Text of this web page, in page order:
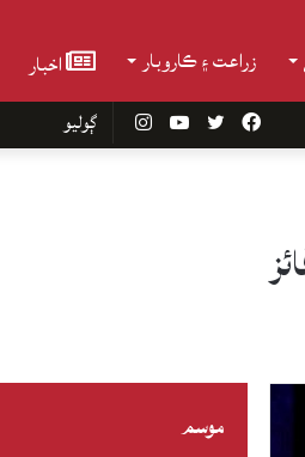
زراعت ۽ ڪاروبار اخبار
InstagramYouTube Twitter
Facebook
موسم